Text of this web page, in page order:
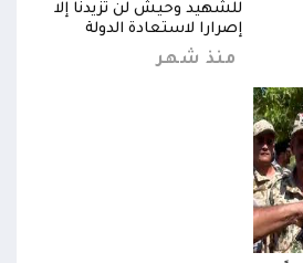
للشهيد وحيش لن تزيدنا إلا
إصرارا لاستعادة الدولة
منذ شهر